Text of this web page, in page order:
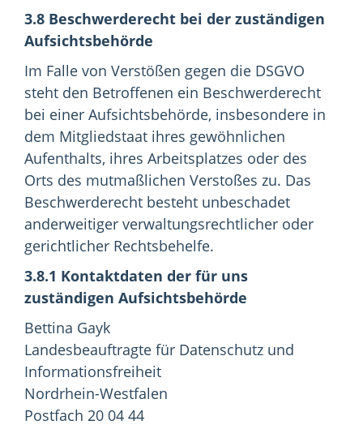
3.8 Beschwerderecht bei der zuständigen
Aufsichtsbehörde
Im Falle von Verstößen gegen die DSGVO
steht den Betroffenen ein Beschwerderecht
bei einer Aufsichtsbehörde, insbesondere in
dem Mitgliedstaat ihres gewöhnlichen
Aufenthalts, ihres Arbeitsplatzes oder des
Orts des mutmaßlichen Verstoßes zu. Das
Beschwerderecht besteht unbeschadet
anderweitiger verwaltungsrechtlicher oder
gerichtlicher Rechtsbehelfe.
3.8.1 Kontaktdaten der für uns
zuständigen Aufsichtsbehörde
Bettina Gayk
Landesbeauftragte für Datenschutz und
Informationsfreiheit
Nordrhein-Westfalen
Postfach 20 04 44